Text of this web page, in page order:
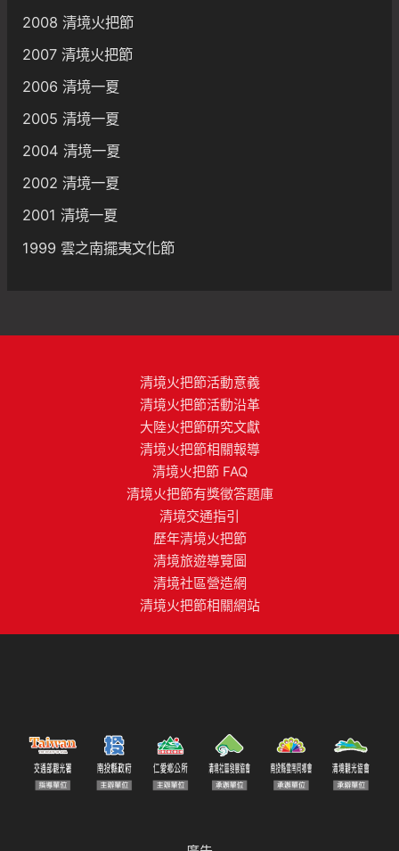
2008 清境火把節
2007 清境火把節
2006 清境一夏
2005 清境一夏
2004 清境一夏
2002 清境一夏
2001 清境一夏
1999 雲之南擺夷文化節
清境火把節活動意義
清境火把節活動沿革
大陸火把節研究文獻
清境火把節相關報導
清境火把節 FAQ
清境火把節有獎徵答題庫
清境交通指引
歷年清境火把節
清境旅遊導覽圖
清境社區營造網
清境火把節相關網站